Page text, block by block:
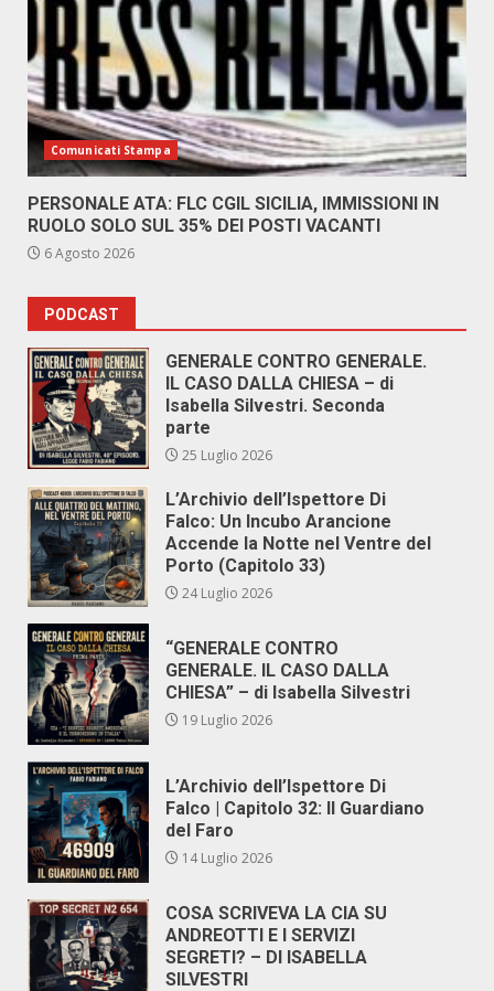
Comunicati Stampa
PERSONALE ATA: FLC CGIL SICILIA, IMMISSIONI IN
RUOLO SOLO SUL 35% DEI POSTI VACANTI
6 Agosto 2026
PODCAST
GENERALE CONTRO GENERALE.
IL CASO DALLA CHIESA – di
Isabella Silvestri. Seconda
parte
25 Luglio 2026
L’Archivio dell’Ispettore Di
Falco: Un Incubo Arancione
Accende la Notte nel Ventre del
Porto (Capitolo 33)
24 Luglio 2026
“GENERALE CONTRO
GENERALE. IL CASO DALLA
CHIESA” – di Isabella Silvestri
19 Luglio 2026
L’Archivio dell’Ispettore Di
Falco | Capitolo 32: Il Guardiano
del Faro
14 Luglio 2026
COSA SCRIVEVA LA CIA SU
ANDREOTTI E I SERVIZI
SEGRETI? – DI ISABELLA
SILVESTRI